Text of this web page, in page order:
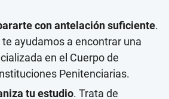
con antelación suficiente.
te ayudamos a encontrar una
en el Cuerpo de
Penitenciarias.
tu estudio. Trata de